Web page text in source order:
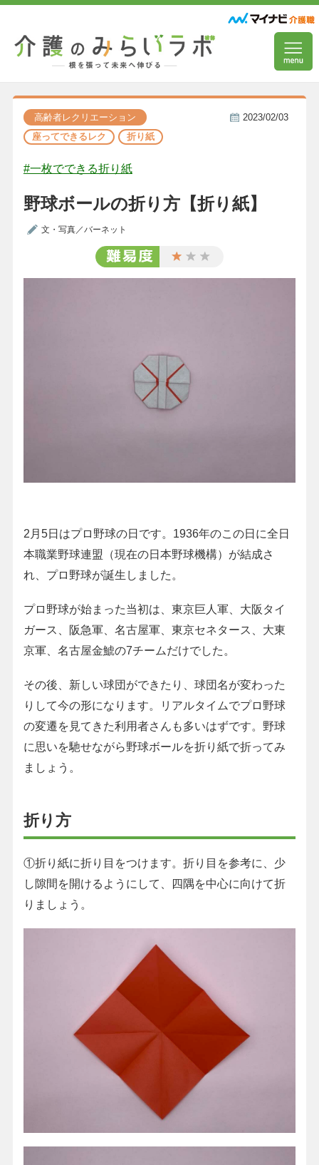
高齢者レクリエーション
座ってできるレク
折り紙
2023/02/03
#一枚でできる折り紙
野球ボールの折り方【折り紙】
文・写真／バーネット
2月5日はプロ野球の日です。1936年のこの日に全日
本職業野球連盟（現在の日本野球機構）が結成さ
れ、プロ野球が誕生しました。
プロ野球が始まった当初は、東京巨人軍、大阪タイ
ガース、阪急軍、名古屋軍、東京セネタース、大東
京軍、名古屋金鯱の7チームだけでした。
その後、新しい球団ができたり、球団名が変わった
りして今の形になります。リアルタイムでプロ野球
の変遷を見てきた利用者さんも多いはずです。野球
に思いを馳せながら野球ボールを折り紙で折ってみ
ましょう。
折り方
①折り紙に折り目をつけます。折り目を参考に、少
し隙間を開けるようにして、四隅を中心に向けて折
りましょう。